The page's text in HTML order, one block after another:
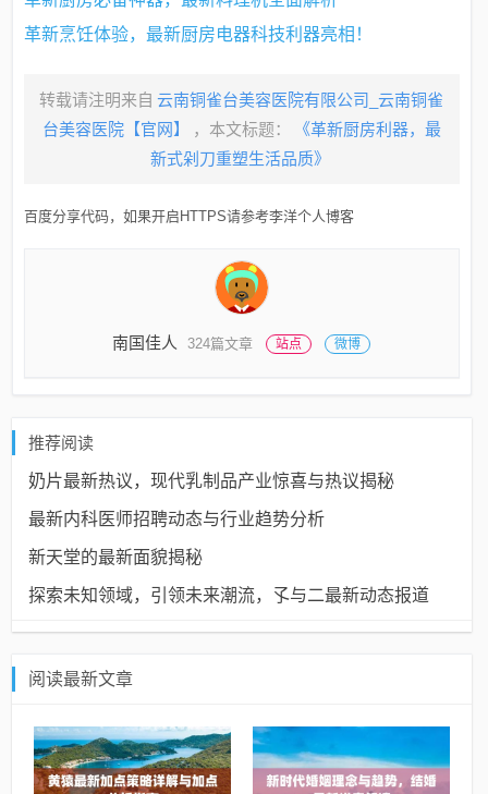
革新烹饪体验，最新厨房电器科技利器亮相！
转载请注明来自 云南铜雀台美容医院有限公司_云南铜雀
台美容医院【官网】
，本文标题：
《革新厨房利器，最
新式剁刀重塑生活品质》
百度分享代码，如果开启HTTPS请参考李洋个人博客
南国佳人 324篇文章 站点 微博
推荐阅读
奶片最新热议，现代乳制品产业惊喜与热议揭秘
最新内科医师招聘动态与行业趋势分析
新天堂的最新面貌揭秘
探索未知领域，引领未来潮流，孓与二最新动态报道
阅读最新文章